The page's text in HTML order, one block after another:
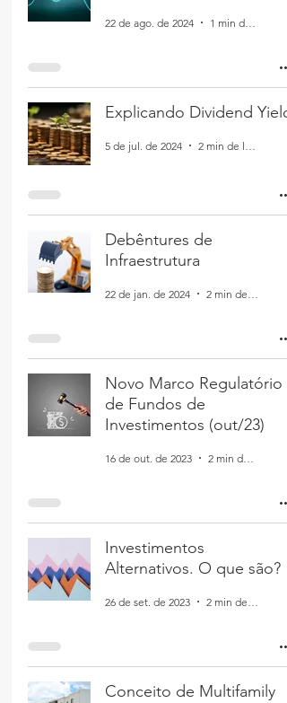
22 de ago. de 2024
Explicando Dividend Yield
5 de jul. de 2024
Debêntures de
Infraestrutura
22 de jan. de 2024
Novo Marco Regulatório
de Fundos de
Investimentos (out/23)
16 de out. de 2023
Investimentos
Alternativos. O que são?
26 de set. de 2023
Conceito de Multifamily